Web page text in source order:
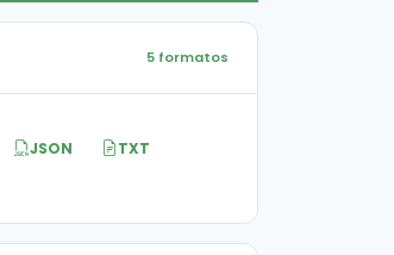
5 formatos
JSON
TXT